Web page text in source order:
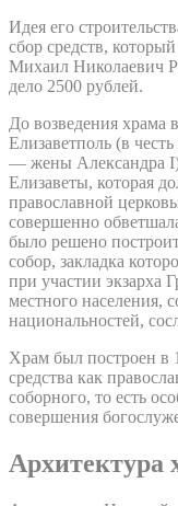
Идея его
сбор средств,
Михаил Николаевич
дело 2500 рублей.
До возведения храма
Елизаветполь (в
— жены Александра I),
Елизаветы, которая
православной
совершенно
было решено
собор, закладка
при участии экзарха
местного населения,
национальностей,
Храм был построен в
средства как
соборного, то есть
совершения
Архитектура